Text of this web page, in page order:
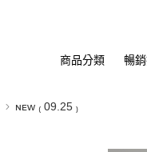
商品分類 暢
ɴᴇᴡ ₍ 09.25 ₎